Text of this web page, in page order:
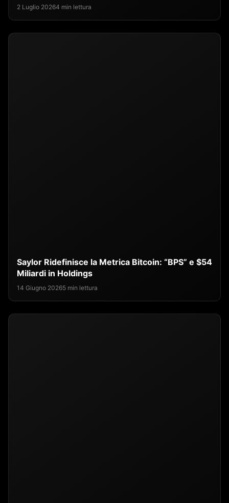
2 Luglio 20264 min lettura
Saylor Ridefinisce la Metrica Bitcoin: “BPS” e $54
Miliardi in Holdings
14 Giugno 20265 min lettura